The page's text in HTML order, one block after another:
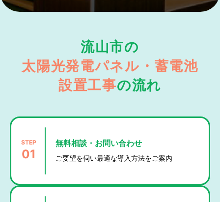
流山市の
太陽光発電パネル・蓄電池
設置工事の流れ
STEP
01
無料相談・お問い合わせ
ご要望を伺い最適な導入方法をご案内